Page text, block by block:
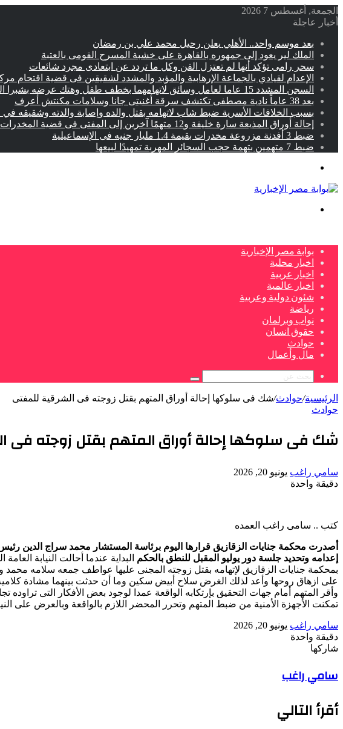
الجمعة, أغسطس 7 2026
أخبار عاجلة
بعد موسم واحد.. الأهلي يعلن رحيل محمد علي بن رمضان
الملك لير يعود إلى جمهوره بالقاهرة على خشبة المسرح القومى بالعتبة
سحر رامى تؤكد أنها لم تعتزل الفن وكل ما تردد عن ابتعادى مجرد شائعات
الإعدام لقيادي بالجماعة الإرهابية والمؤبد والمشدد لشقيقين فى قضية اقتحام
السجن المشدد 15 عاما لعامل وسائق لاتهامهما بخطف طفل وهتك عرضه بشبرا الخيمة
بعد 38 عاماً نادية مصطفى تكتشف سرقة أغنيتى جانا وسلامات مكنتش أعرف
بسبب الخلافات الأسرية ضبط شاب لاتهامه بقتل والده وإصابة والدته وشقيقه في
إحالة أوراق المذيعة سارة خليفة و12 متهمًا آخرين إلى المفتى فى قضية المخدرات الكبرى
ضبط 3 أفدنة مزروعة مخدرات بقيمة 1.4 مليار جنيه فى الإسماعيلية
ضبط 7 متهمين بتهمة حجب السجائر المهربة تمهيدًا لبيعها
بوابة مصر الإخبارية
اخبار محلية
اخبار عربية
اخبار عالمية
شئون دولية وعربية
رياضة
نواب وبرلمان
حقوق انسان
حوادث
مال وأعمال
بحث
عن
الرئيسية/حوادث/شك فى سلوكها إحالة أوراق المتهم بقتل زوجته فى الشرقية للمفتى
حوادث
شك فى سلوكها إحالة أوراق المتهم بقتل زوجته فى
سامي راغب أرسل
يونيو 20, 2026
دقيقة واحدة
كتب .. سامى راغب العمده
أصدرت محكمة جنايات الزقازيق قرارها اليوم برئاسة المستشار محمد سراج الدين
إعدامه وتحديد جلسة دور يوليو المقبل للنطق بالحكم
بمحكمة جنايات الزقازيق لإتهامه بقتل زوجته المجنى عليها عواطف جمعه سلامه محمد
على ازهاق روحها وأعد لذلك الغرض سلاح أبيض سكين وما أن حدثت بينهما مشادة
وأقر المتهم أمام جهات التحقيق بإرتكابه الواقعة عمدا لوجود بعض الأفكار التى
تمكنت الأجهزة الأمنية من ضبط المتهم وتحرر المحضر اللازم بالواقعة وبالعرض على
سامي راغب أرسل
يونيو 20, 2026
دقيقة واحدة
فيسبوك
‫X
لينكدإن
بينتيريست
‫Pocket
واتساب
تيلقرام
ڤايبر
لاين
شاركها
عبر
البريد
سامي راغب
أقرأ التالي